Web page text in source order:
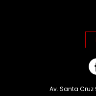
Av. Santa Cruz